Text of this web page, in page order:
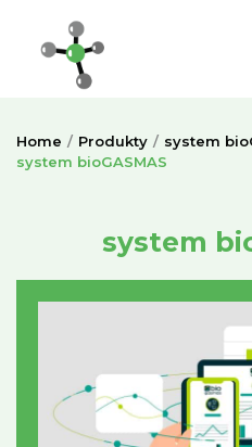
Home Produkty
system
system bioGASMAS
system